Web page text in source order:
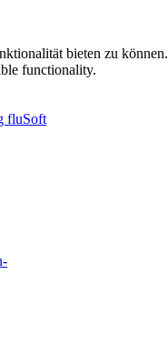
bieten zu können.
functionality.